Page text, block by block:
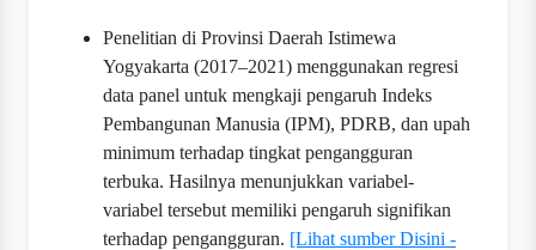
Penelitian di Provinsi Daerah Istimewa
Yogyakarta (2017–2021) menggunakan regresi
data panel untuk mengkaji pengaruh Indeks
Pembangunan Manusia (IPM), PDRB, dan upah
minimum terhadap tingkat pengangguran
terbuka. Hasilnya menunjukkan variabel-
variabel tersebut memiliki pengaruh signifikan
terhadap pengangguran. [Lihat sumber Disini -